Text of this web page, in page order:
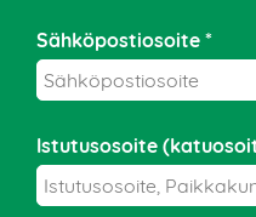
Sähköpostiosoite *
Istutusosoite